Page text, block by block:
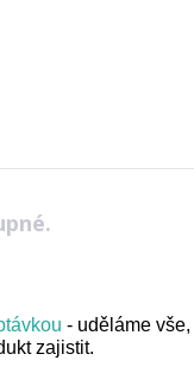
- uděláme vše,
zajistit.